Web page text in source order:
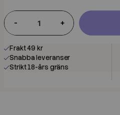
- +
Frakt 49 kr
Snabba leveranser
Strikt 18-års gräns